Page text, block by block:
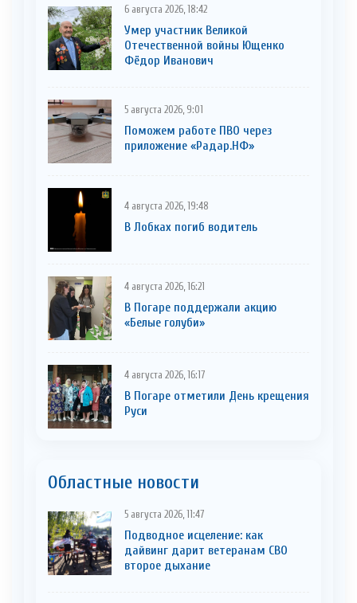
6 августа 2026, 18:42
Умер участник Великой
Отечественной войны Ющенко
Фёдор Иванович
5 августа 2026, 9:01
Поможем работе ПВО через
приложение «Радар.НФ»
4 августа 2026, 19:48
В Лобках погиб водитель
4 августа 2026, 16:21
В Погаре поддержали акцию
«Белые голуби»
4 августа 2026, 16:17
В Погаре отметили День крещения
Руси
Областные новости
5 августа 2026, 11:47
Подводное исцеление: как
дайвинг дарит ветеранам СВО
второе дыхание